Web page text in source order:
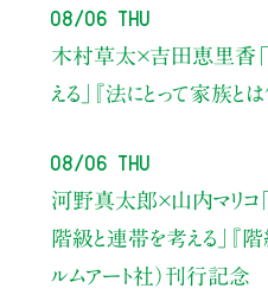
08/06 Thu
木村草太×吉田恵里香
える」
『法にとって家族と
08/06 Thu
河野真太郎×山内マリコ
階級と連帯を考える」
『
ルムアート社）刊行記念